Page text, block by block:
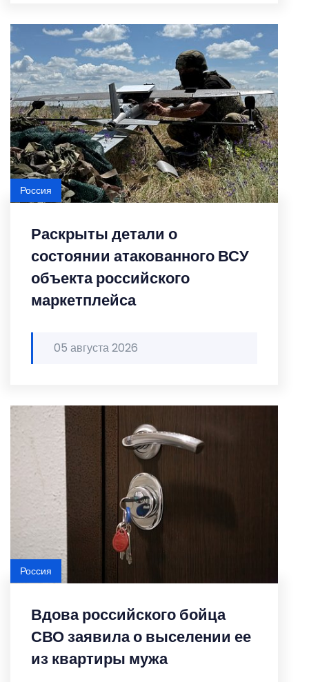
Раскрыты детали о
состоянии атакованного ВСУ
объекта российского
маркетплейса
05 августа 2026
Россия
Вдова российского бойца
СВО заявила о выселении ее
из квартиры мужа
Россия